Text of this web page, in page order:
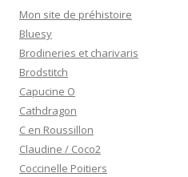
Mon site de préhistoire
Bluesy
Brodineries et charivaris
Brodstitch
Capucine O
Cathdragon
C en Roussillon
Claudine / Coco2
Coccinelle Poitiers